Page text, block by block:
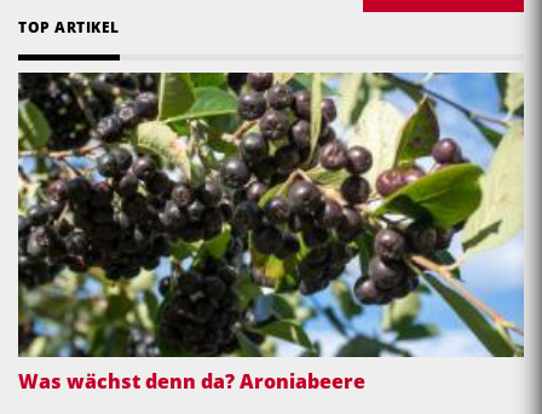
TOP ARTIKEL
Was wächst denn da? Aroniabeere